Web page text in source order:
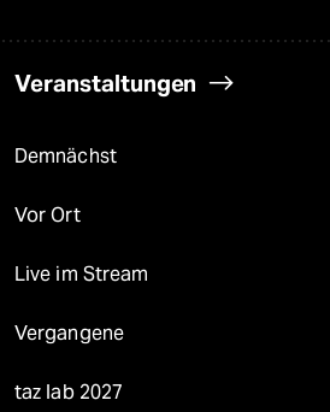
Veranstaltungen
Demnächst
Vor Ort
Live im Stream
Vergangene
taz lab 2027